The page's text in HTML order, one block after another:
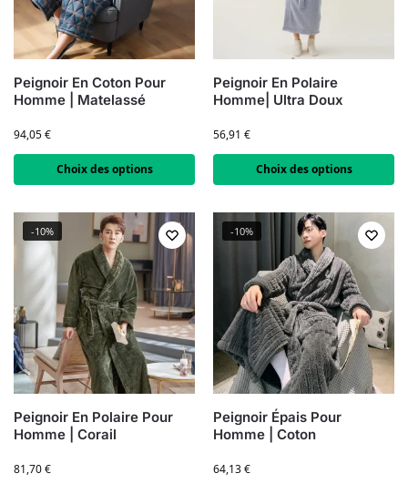
Peignoir En Coton Pour
Homme | Matelassé
94,05€
Choix des options
Peignoir En Polaire
Homme| Ultra Doux
56,91 €
Choix des options
-10%
Peignoir En Polaire Pour
Homme | Corail
81,70€
-10%
Peignoir Épais Pour
Homme | Coton
64,13€